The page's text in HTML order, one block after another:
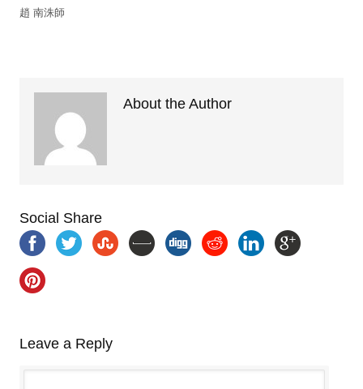
趙 南洙師
About the Author
Social Share
Leave a Reply